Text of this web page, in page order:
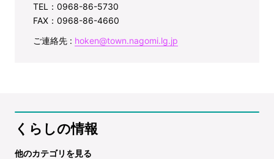
TEL：0968-86-5730
FAX：0968-86-4660
ご連絡先 : hoken@town.nagomi.lg.jp
くらしの情報
他のカテゴリを見る